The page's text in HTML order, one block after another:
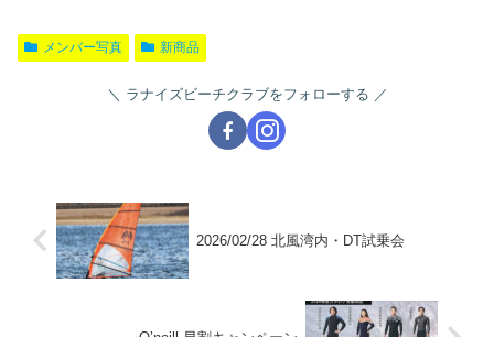
メンバー写真 新商品
ラナイズビーチクラブをフォローする
2026/02/28 北風湾内・DT試乗会